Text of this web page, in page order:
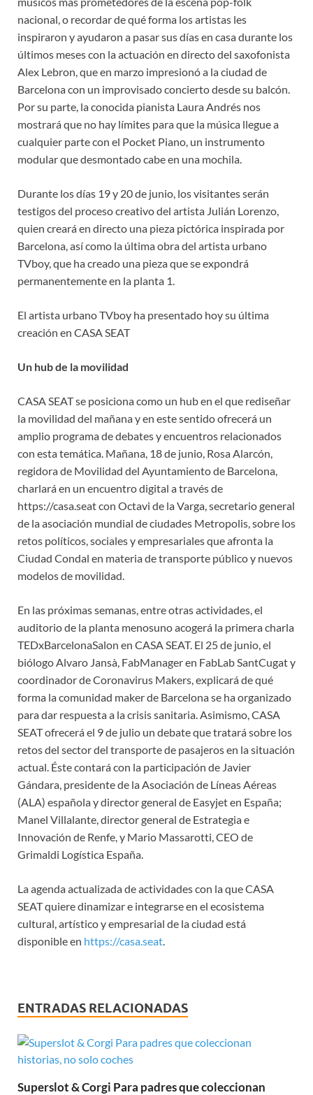
nacional, o recordar de qué forma los artistas les
inspiraron y ayudaron a pasar sus días en casa durante los
últimos meses con la actuación en directo del saxofonista
Alex Lebron, que en marzo impresionó a la ciudad de
Barcelona con un improvisado concierto desde su balcón.
Por su parte, la conocida pianista Laura Andrés nos
mostrará que no hay límites para que la música llegue a
cualquier parte con el Pocket Piano, un instrumento
modular que desmontado cabe en una mochila.
Durante los días 19 y 20 de junio, los visitantes serán
testigos del proceso creativo del artista Julián Lorenzo,
quien creará en directo una pieza pictórica inspirada por
Barcelona, así como la última obra del artista urbano
TVboy, que ha creado una pieza que se expondrá
permanentemente en la planta 1.
El artista urbano TVboy ha presentado hoy su última
creación en CASA SEAT
Un hub de la movilidad
CASA SEAT se posiciona como un hub en el que rediseñar
la movilidad del mañana y en este sentido ofrecerá un
amplio programa de debates y encuentros relacionados
con esta temática. Mañana, 18 de junio, Rosa Alarcón,
regidora de Movilidad del Ayuntamiento de Barcelona,
charlará en un encuentro digital a través de
https://casa.seat con Octavi de la Varga, secretario general
de la asociación mundial de ciudades Metropolis, sobre los
retos políticos, sociales y empresariales que afronta la
Ciudad Condal en materia de transporte público y nuevos
modelos de movilidad.
En las próximas semanas, entre otras actividades, el
auditorio de la planta menosuno acogerá la primera charla
TEDxBarcelonaSalon en CASA SEAT. El 25 de junio, el
biólogo Alvaro Jansà, FabManager en FabLab SantCugat y
coordinador de Coronavirus Makers, explicará de qué
forma la comunidad maker de Barcelona se ha organizado
para dar respuesta a la crisis sanitaria. Asimismo, CASA
SEAT ofrecerá el 9 de julio un debate que tratará sobre los
retos del sector del transporte de pasajeros en la situación
actual. Éste contará con la participación de Javier
Gándara, presidente de la Asociación de Líneas Aéreas
(ALA) española y director general de Easyjet en España;
Manel Villalante, director general de Estrategia e
Innovación de Renfe, y Mario Massarotti, CEO de
Grimaldi Logística España.
La agenda actualizada de actividades con la que CASA
SEAT quiere dinamizar e integrarse en el ecosistema
cultural, artístico y empresarial de la ciudad está
disponible en https://casa.seat.
ENTRADAS RELACIONADAS
Superslot & Corgi Para padres que coleccionan